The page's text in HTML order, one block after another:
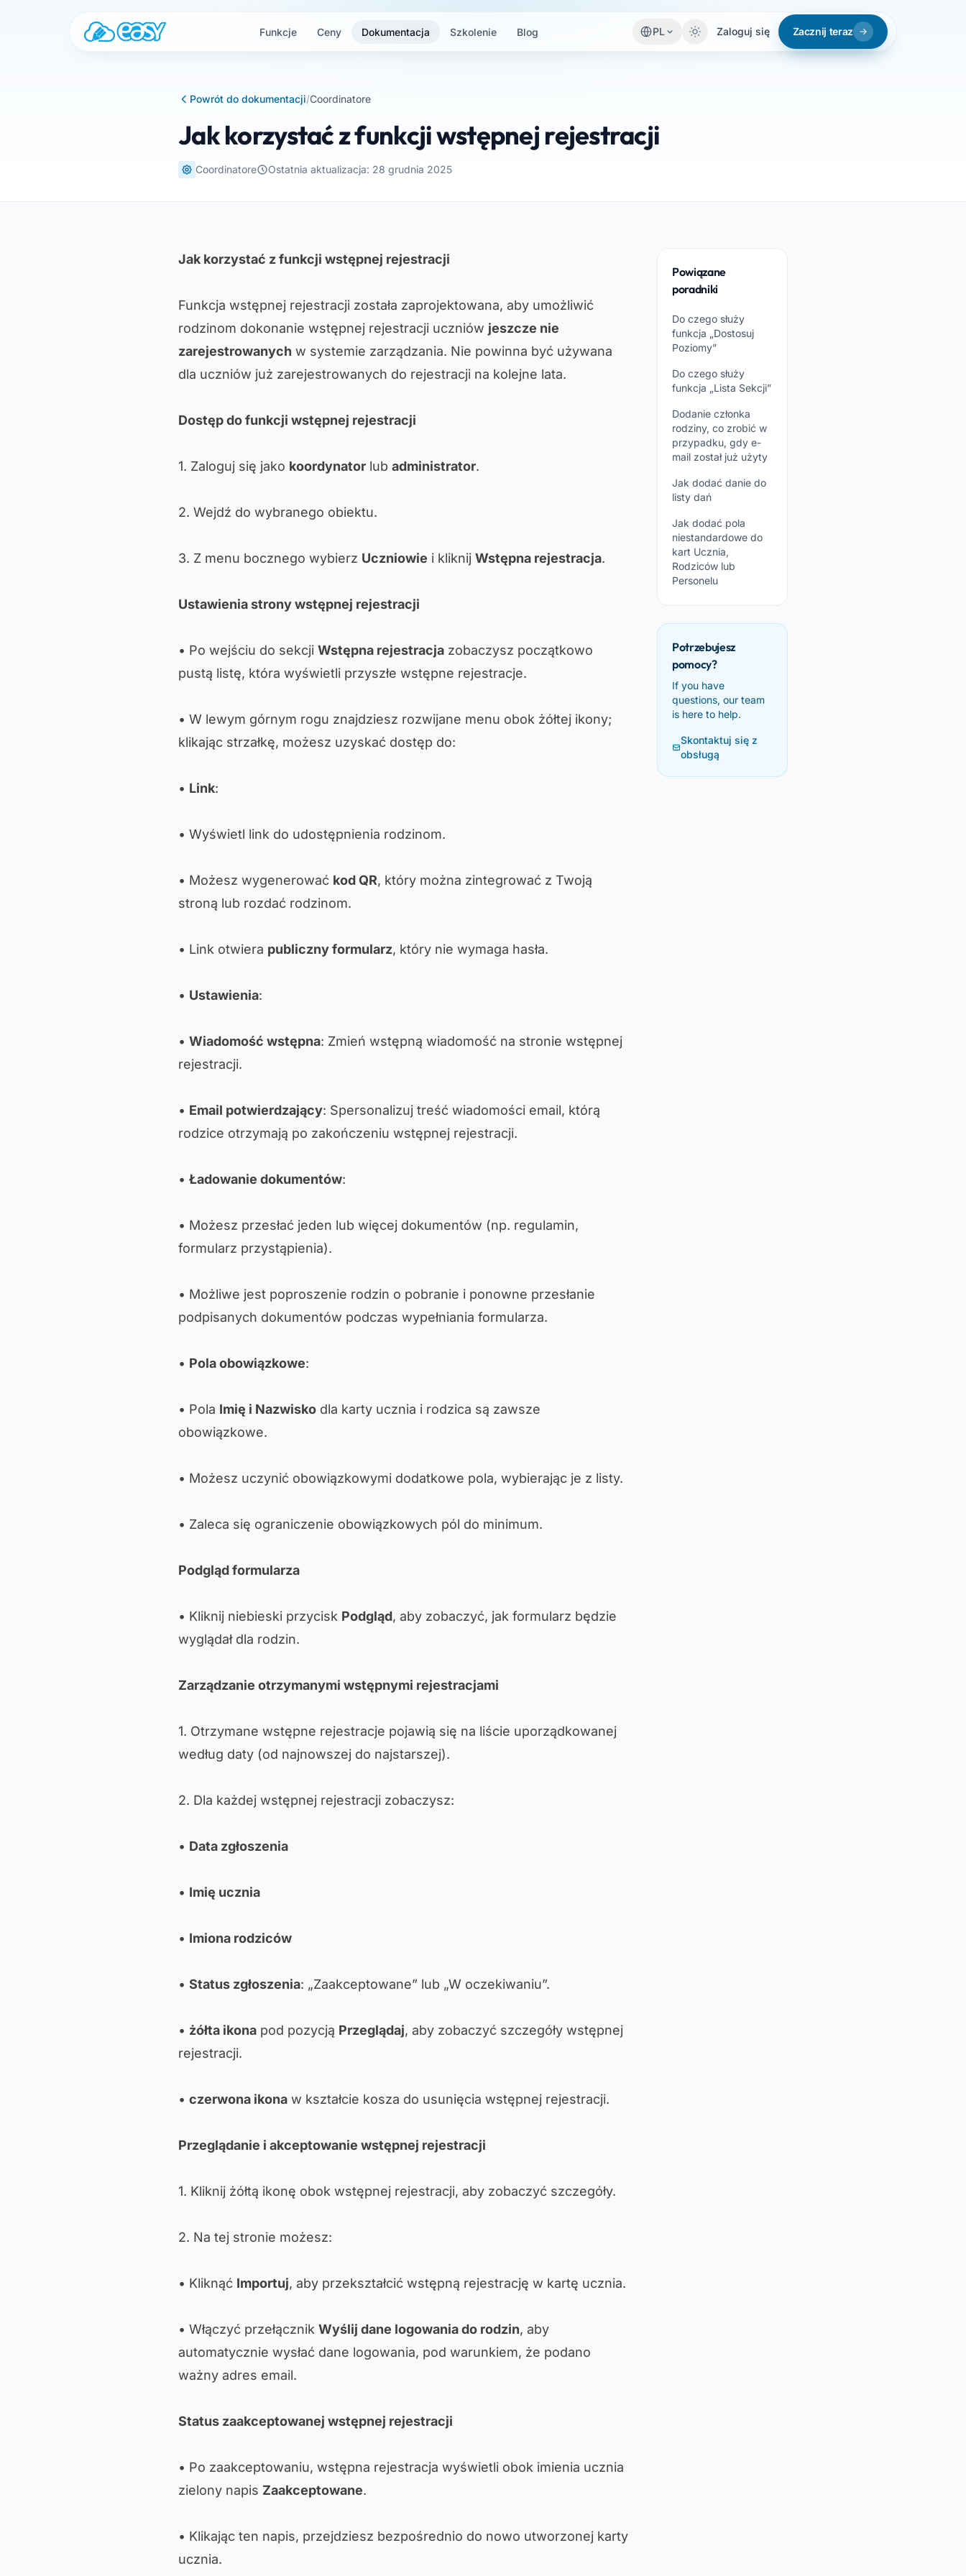
Funkcje Ceny Dokumentacja Szkolenie Blog PL Zaloguj się Zacznij teraz
Powrót do dokumentacji/Coordinatore
Jak korzystać z funkcji wstępnej rejestracji
Coordinatore Ostatnia aktualizacja: 28 grudnia 2025
Jak korzystać z funkcji wstępnej rejestracji
Funkcja wstępnej rejestracji została zaprojektowana, aby umożliwić
rodzinom dokonanie wstępnej rejestracji uczniów jeszcze nie
zarejestrowanych w systemie zarządzania. Nie powinna być używana
dla uczniów już zarejestrowanych do rejestracji na kolejne lata.
Dostęp do funkcji wstępnej rejestracji
1. Zaloguj się jako koordynator lub administrator.
2. Wejdź do wybranego obiektu.
3. Z menu bocznego wybierz Uczniowie i kliknij Wstępna rejestracja.
Ustawienia strony wstępnej rejestracji
• Po wejściu do sekcji Wstępna rejestracja zobaczysz początkowo
pustą listę, która wyświetli przyszłe wstępne rejestracje.
• W lewym górnym rogu znajdziesz rozwijane menu obok żółtej ikony;
klikając strzałkę, możesz uzyskać dostęp do:
• Link:
• Wyświetl link do udostępnienia rodzinom.
• Możesz wygenerować kod QR, który można zintegrować z Twoją
stroną lub rozdać rodzinom.
• Link otwiera publiczny formularz, który nie wymaga hasła.
• Ustawienia:
• Wiadomość wstępna: Zmień wstępną wiadomość na stronie wstępnej
rejestracji.
• Email potwierdzający: Spersonalizuj treść wiadomości email, którą
rodzice otrzymają po zakończeniu wstępnej rejestracji.
• Ładowanie dokumentów:
• Możesz przesłać jeden lub więcej dokumentów (np. regulamin,
formularz przystąpienia).
• Możliwe jest poproszenie rodzin o pobranie i ponowne przesłanie
podpisanych dokumentów podczas wypełniania formularza.
• Pola obowiązkowe:
• Pola Imię i Nazwisko dla karty ucznia i rodzica są zawsze
obowiązkowe.
• Możesz uczynić obowiązkowymi dodatkowe pola, wybierając je z listy.
• Zaleca się ograniczenie obowiązkowych pól do minimum.
Podgląd formularza
• Kliknij niebieski przycisk Podgląd, aby zobaczyć, jak formularz będzie
wyglądał dla rodzin.
Zarządzanie otrzymanymi wstępnymi rejestracjami
1. Otrzymane wstępne rejestracje pojawią się na liście uporządkowanej
według daty (od najnowszej do najstarszej).
2. Dla każdej wstępnej rejestracji zobaczysz:
• Data zgłoszenia
• Imię ucznia
• Imiona rodziców
• Status zgłoszenia: „Zaakceptowane” lub „W oczekiwaniu”.
• żółta ikona pod pozycją Przeglądaj, aby zobaczyć szczegóły wstępnej
rejestracji.
• czerwona ikona w kształcie kosza do usunięcia wstępnej rejestracji.
Przeglądanie i akceptowanie wstępnej rejestracji
1. Kliknij żółtą ikonę obok wstępnej rejestracji, aby zobaczyć szczegóły.
2. Na tej stronie możesz:
• Kliknąć Importuj, aby przekształcić wstępną rejestrację w kartę ucznia.
• Włączyć przełącznik Wyślij dane logowania do rodzin, aby
automatycznie wysłać dane logowania, pod warunkiem, że podano
ważny adres email.
Status zaakceptowanej wstępnej rejestracji
• Po zaakceptowaniu, wstępna rejestracja wyświetli obok imienia ucznia
zielony napis Zaakceptowane.
• Klikając ten napis, przejdziesz bezpośrednio do nowo utworzonej karty
ucznia.
Powiązane
poradniki
Do czego służy
funkcja „Dostosuj
Poziomy”
Do czego służy
funkcja „Lista Sekcji”
Dodanie członka
rodziny, co zrobić w
przypadku, gdy e-
mail został już użyty
Jak dodać danie do
listy dań
Jak dodać pola
niestandardowe do
kart Ucznia,
Rodziców lub
Personelu
Potrzebujesz
pomocy?
If you have
questions, our team
is here to help.
Skontaktuj się z
obsługą